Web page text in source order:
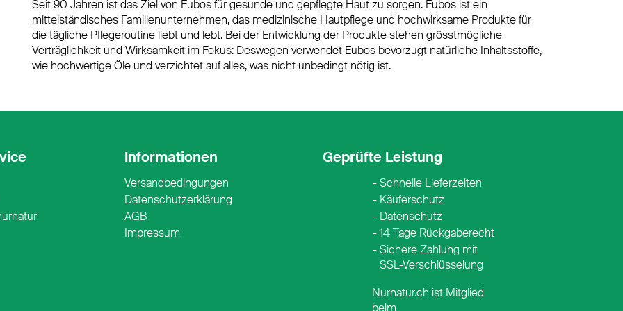
Seit 90 Jahren ist das Ziel von Eubos für gesunde und gepflegte Haut zu sorgen. Eubos ist ein
mittelständisches Familienunternehmen, das medizinische Hautpflege und hochwirksame Produkte für
die tägliche Pflegeroutine liebt und lebt. Bei der Entwicklung der Produkte stehen grösstmögliche
Verträglichkeit und Wirksamkeit im Fokus: Deswegen verwendet Eubos bevorzugt natürliche Inhaltsstoffe,
wie hochwertige Öle und verzichtet auf alles, was nicht unbedingt nötig ist.
Informationen
Versandbedingungen
Datenschutzerklärung
AGB
Impressum
Geprüfte Leistung
Schnelle Lieferzeiten
Käuferschutz
Datenschutz
14 Tage Rückgaberecht
Sichere Zahlung mit
SSL-Verschlüsselung
Nurnatur.ch ist Mitglied
beim